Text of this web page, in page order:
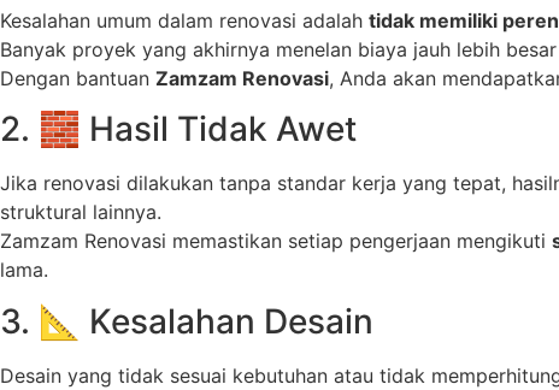
Kesalahan umum dalam renovasi adalah tidak memiliki
Banyak proyek yang akhirnya menelan biaya jauh lebih
Dengan bantuan Zamzam Renovasi, Anda akan
2. 🧱 Hasil Tidak Awet
Jika renovasi dilakukan tanpa standar kerja yang tepat,
struktural lainnya.
Zamzam Renovasi memastikan setiap pengerjaan mengikuti
lama.
3. 📐 Kesalahan Desain
Desain yang tidak sesuai kebutuhan atau tidak